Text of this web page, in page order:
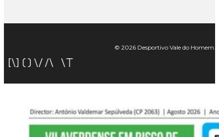
© 2026 Desportivo Vale do Homem.